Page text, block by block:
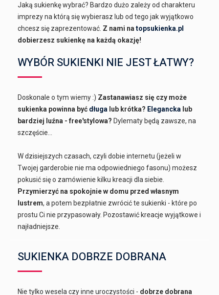
Jaką sukienkę wybrać? Bardzo dużo zależy od charakteru
imprezy na którą się wybierasz lub od tego jak wyjątkowo
chcesz się zaprezentować. Z nami natopsukienka.pl
dobierzesz sukienkę na każdą okazję!
WYBÓR SUKIENKI NIE JEST ŁATWY?
Doskonale o tym wiemy :) Zastanawiasz się czy może
sukienka powinna być długa lub krótka? Elegancka lub
bardziej luźna - free'stylowa? Dylematy będą zawsze, na
szczęście...
W dzisiejszych czasach, czyli dobie internetu (jeżeli w
Twojej garderobie nie ma odpowiedniego fasonu) możesz
pokusić się o zamówienie kilku kreacji dla siebie.
Przymierzyć na spokojnie w domu przed własnym
lustrem, a potem bezpłatnie zwrócić te sukienki - które po
prostu Ci nie przypasowały. Pozostawić kreacje wyjątkowe i
najładniejsze.
SUKIENKA DOBRZE DOBRANA
Nie tylko wesela czy inne uroczystości - dobrze dobrana